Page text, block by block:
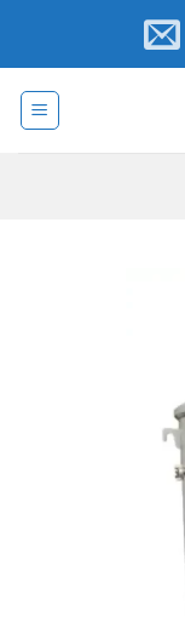
内